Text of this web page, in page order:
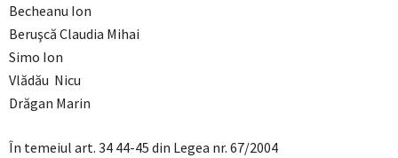
Becheanu Ion
Beruşcă Claudia Mihai
Simo Ion
Vlădău Nicu
Drăgan Marin
În temeiul art. 34 44-45 din Legea nr. 67/2004